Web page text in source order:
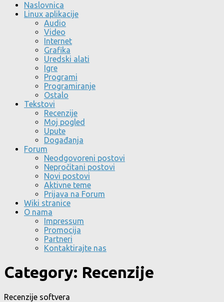
Naslovnica
Linux aplikacije
Audio
Video
Internet
Grafika
Uredski alati
Igre
Programi
Programiranje
Ostalo
Tekstovi
Recenzije
Moj pogled
Upute
Događanja
Forum
Neodgovoreni postovi
Nepročitani postovi
Novi postovi
Aktivne teme
Prijava na Forum
Wiki stranice
O nama
Impressum
Promocija
Partneri
Kontaktirajte nas
Category: Recenzije
Recenzije softvera